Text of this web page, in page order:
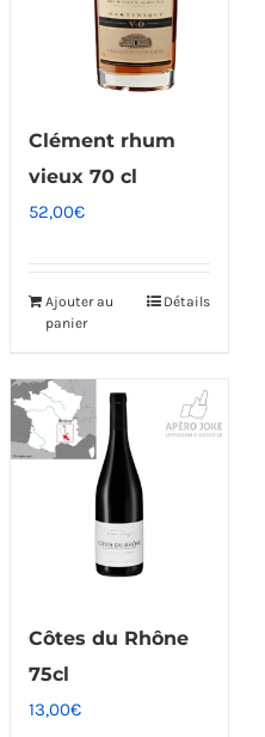
Clément rhum
vieux 70 cl
52,00€
Ajouter au
panier
Détails
Côtes du Rhône
75cl
13,00€